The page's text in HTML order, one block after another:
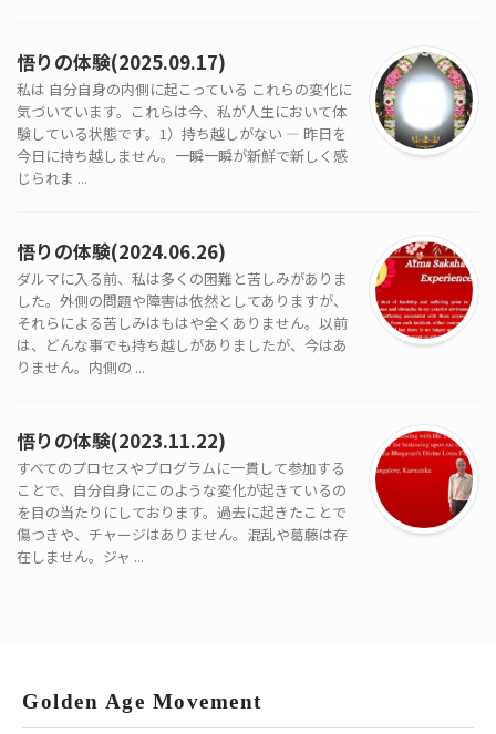
悟りの体験(2025.09.17)
私は 自分自身の内側に起こっている これらの変化に
気づいています。これらは今、私が人生において体
験している状態です。1）持ち越しがない — 昨日を
今日に持ち越しません。一瞬一瞬が新鮮で新しく感
じられま ...
悟りの体験(2024.06.26)
ダルマに入る前、私は多くの困難と苦しみがありま
した。外側の問題や障害は依然としてありますが、
それらによる苦しみはもはや全くありません。以前
は、どんな事でも持ち越しがありましたが、今はあ
りません。内側の ...
悟りの体験(2023.11.22)
すべてのプロセスやプログラムに一貫して参加する
ことで、自分自身にこのような変化が起きているの
を目の当たりにしております。過去に起きたことで
傷つきや、チャージはありません。混乱や葛藤は存
在しません。ジャ ...
Golden Age Movement